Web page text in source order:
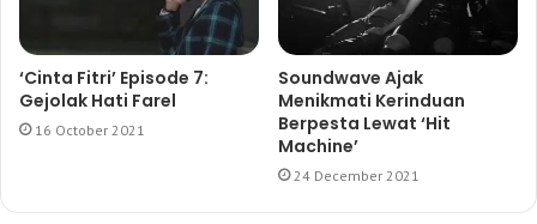
‘Cinta Fitri’ Episode 7:
Gejolak Hati Farel
16 October 2021
Soundwave Ajak
Menikmati Kerinduan
Berpesta Lewat ‘Hit
Machine’
24 December 2021